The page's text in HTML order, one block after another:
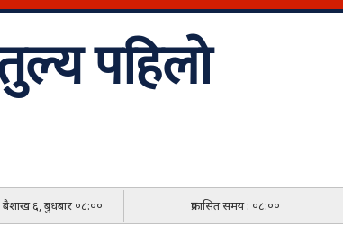
पहिलो
बैशाख ६, बुधबार ०८:०० प्रकासित समय : ०८:००